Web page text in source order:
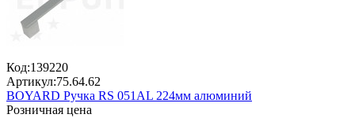
Код:139220
Артикул:75.64.62
BOYARD Ручка RS 051AL 224мм алюминий
Розничная цена